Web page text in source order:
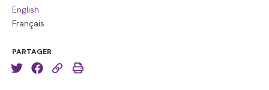
English
Français
PARTAGER